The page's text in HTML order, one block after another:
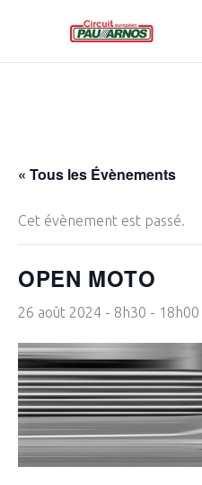
« Tous les Évènements
Cet évènement est passé.
OPEN MOTO
26 août 2024 - 8h30 - 18h00